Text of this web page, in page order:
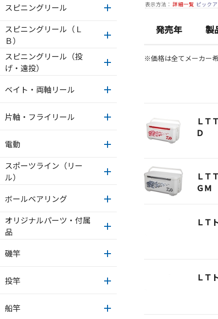
スピニングリール
スピニングリール（Ｌ
Ｂ）
スピニングリール（投
げ・遠投）
ベイト・両軸リール
片軸・フライリール
電動
スポーツライン（リー
ル）
ボールベアリング
オリジナルパーツ・付属
品
磯竿
投竿
船竿
表示方法： 詳細一覧 ピック
発売年 製
※価格は全てメーカー
Ｌ
Ｄ
Ｌ
ＧＭ
ＬＴ
ＬＴ